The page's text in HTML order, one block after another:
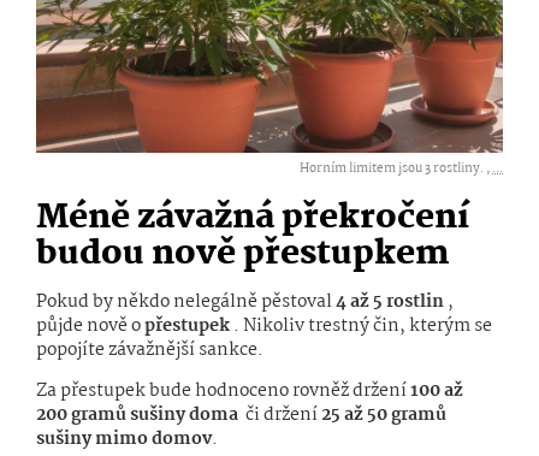
Horním limitem jsou 3 rostliny. ,...
Méně závažná překročení
budou nově přestupkem
Pokud by někdo nelegálně pěstoval4 až 5 rostlin,
půjde nově opřestupek. Nikoliv trestný čin, kterým se
popojíte závažnější sankce.
Za přestupek bude hodnoceno rovněž držení100 až
200 gramů sušiny doma či držení25 až 50 gramů
sušiny mimo domov.